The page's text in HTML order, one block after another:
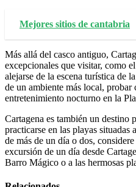
Mejores sitios de cantabria
Más allá del casco antiguo,
excepcionales que visitar, como
alejarse de la escena turística de
de un ambiente más local,
entretenimiento nocturno en la
Cartagena es también un destino
practicarse en las playas
de más de un día o dos,
excursión de un día desde
Barro Mágico o a las hermosas